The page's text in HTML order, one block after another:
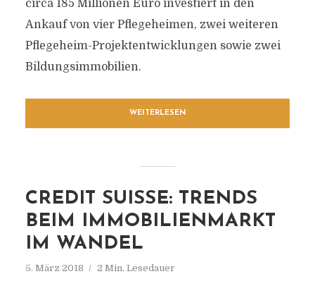
circa 185 Millionen Euro investiert in den
Ankauf von vier Pflegeheimen, zwei weiteren
Pflegeheim-Projektentwicklungen sowie zwei
Bildungsimmobilien.
WEITERLESEN
CREDIT SUISSE: TRENDS
BEIM IMMOBILIENMARKT
IM WANDEL
5. März 2018 2 Min. Lesedauer